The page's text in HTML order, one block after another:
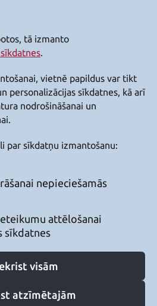
tā izmanto
.
vietnē papildus var tikt
personalizācijas sīkdatnes, kā arī
nodrošināšanai un
par sīkdatņu izmantošanu:
nepieciešamās
attēlošanai
sīkdatnes
visām
atzīmētajām